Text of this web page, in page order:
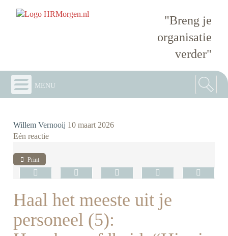
"Breng je
organisatie
verder"
menu
Willem Vernooij 10 maart 2026
Eén reactie
Print
Haal het meeste uit je
personeel (5):